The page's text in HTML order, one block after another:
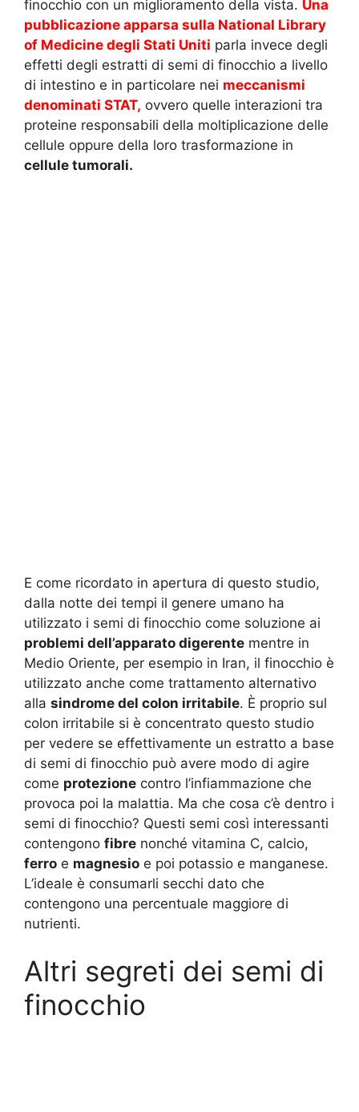
finocchio con un miglioramento della vista. Una
pubblicazione apparsa sulla National Library
of Medicine degli Stati Uniti parla invece degli
effetti degli estratti di semi di finocchio a livello
di intestino e in particolare nei meccanismi
denominati STAT, ovvero quelle interazioni tra
proteine responsabili della moltiplicazione delle
cellule oppure della loro trasformazione in
cellule tumorali.
E come ricordato in apertura di questo studio,
dalla notte dei tempi il genere umano ha
utilizzato i semi di finocchio come soluzione ai
problemi dell’apparato digerente mentre in
Medio Oriente, per esempio in Iran, il finocchio è
utilizzato anche come trattamento alternativo
alla sindrome del colon irritabile. È proprio sul
colon irritabile si è concentrato questo studio
per vedere se effettivamente un estratto a base
di semi di finocchio può avere modo di agire
come protezione contro l’infiammazione che
provoca poi la malattia. Ma che cosa c’è dentro i
semi di finocchio? Questi semi così interessanti
contengono fibre nonché vitamina C, calcio,
ferro e magnesio e poi potassio e manganese.
L’ideale è consumarli secchi dato che
contengono una percentuale maggiore di
nutrienti.
Altri segreti dei semi di
finocchio